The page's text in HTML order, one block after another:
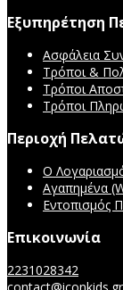
Εξυπηρέτηση
Ασφάλεια
Τρόποι &
Τρόποι
Τρόποι
Περιοχή
Ο
Αγαπημένα
Εντοπισμός
Επικοινωνία
2231028342